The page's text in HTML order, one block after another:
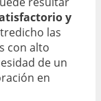
y
las
con alto
de un
en